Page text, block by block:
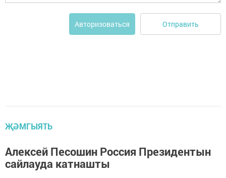
Авторизоваться Отправить
ҖӘМГЫЯТЬ
Алексей Песошин Россия Президентын
сайлауда катнашты